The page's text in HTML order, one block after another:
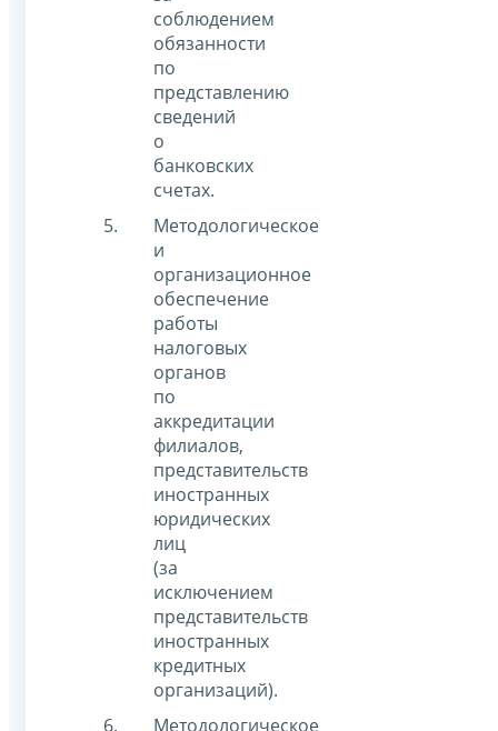
соблюдением
обязанности
по
представлению
сведений
о
банковских
счетах.
Методологическое
и
организационное
обеспечение
работы
налоговых
органов
по
аккредитации
филиалов,
представительств
иностранных
юридических
лиц
(за
исключением
представительств
иностранных
кредитных
организаций).
Методологическое